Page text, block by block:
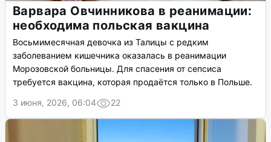
Варвара Овчинникова в реанимации:
необходима польская вакцина
Восьмимесячная девочка из Талицы с редким
заболеванием кишечника оказалась в реанимации
Морозовской больницы. Для спасения от сепсиса
требуется вакцина, которая продаётся только в Польше.
3 июня, 2026, 06:04
22